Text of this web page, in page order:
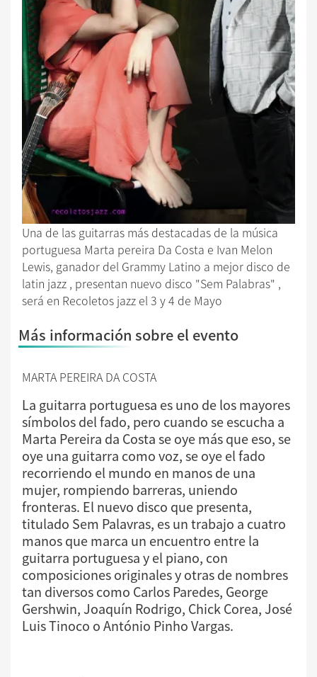
Una de las guitarras más destacadas de la música
portuguesa Marta pereira Da Costa e Ivan Melon
Lewis, ganador del Grammy Latino a mejor disco de
latin jazz , presentan nuevo disco "Sem Palabras" ,
será en Recoletos jazz el 3 y 4 de Mayo
Más información sobre el evento
MARTA PEREIRA DA COSTA
La guitarra portuguesa es uno de los mayores
símbolos del fado, pero cuando se escucha a
Marta Pereira da Costa se oye más que eso, se
oye una guitarra como voz, se oye el fado
recorriendo el mundo en manos de una
mujer, rompiendo barreras, uniendo
fronteras. El nuevo disco que presenta,
titulado Sem Palavras, es un trabajo a cuatro
manos que marca un encuentro entre la
guitarra portuguesa y el piano, con
composiciones originales y otras de nombres
tan diversos como Carlos Paredes, George
Gershwin, Joaquín Rodrigo, Chick Corea, José
Luis Tinoco o António Pinho Vargas.